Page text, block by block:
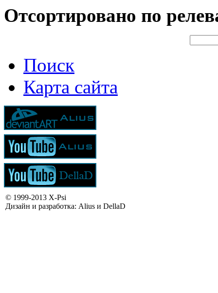
Отсортировано по
Поиск
Карта сайта
© 1999-2013 X-Psi
Дизайн и разработка: Alius и DellaD